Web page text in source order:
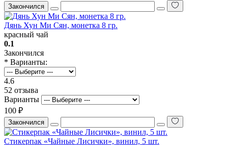
Закончился
Дянь Хун Ми Сян, монетка 8 гр.
красный чай
0.1
Закончился
* Варианты:
4.6
52 отзыва
Варианты
100 ₽
Закончился
Стикерпак «Чайные Лисички», винил, 5 шт.